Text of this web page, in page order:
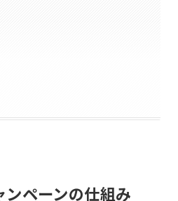
ペーンの仕組み